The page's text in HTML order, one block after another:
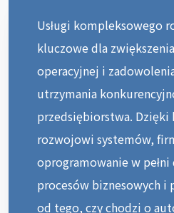
Usługi kompleksowego
kluczowe dla
operacyjnej i
utrzymania
przedsiębiorstwa.
rozwojowi systemów,
oprogramowanie w
procesów biznesowych i
od tego, czy chodzi o